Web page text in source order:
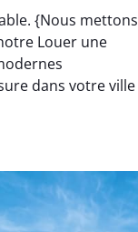
{Nous mettons
Louer une
dans votre ville